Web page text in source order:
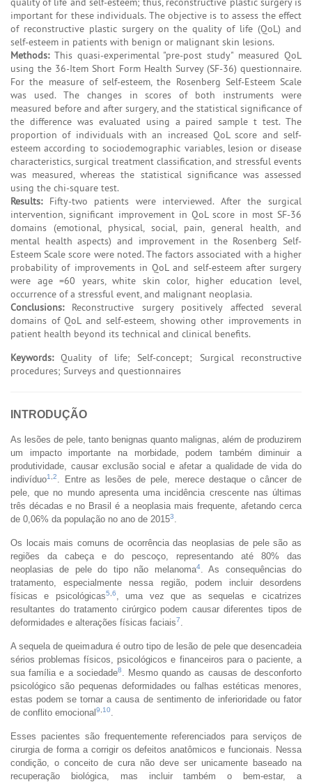
important for these individuals. The objective is to assess the effect
of reconstructive plastic surgery on the quality of life (QoL) and
self-esteem in patients with benign or malignant skin lesions.
Methods:This quasi-experimental "pre-post study" measured QoL
using the 36-Item Short Form Health Survey (SF-36) questionnaire.
For the measure of self-esteem, the Rosenberg Self-Esteem Scale
was used. The changes in scores of both instruments were
measured before and after surgery, and the statistical significance of
the difference was evaluated using a paired sample t test. The
proportion of individuals with an increased QoL score and self-
esteem according to sociodemographic variables, lesion or disease
characteristics, surgical treatment classification, and stressful events
was measured, whereas the statistical significance was assessed
using the chi-square test.
Results:Fifty-two patients were interviewed. After the surgical
intervention, significant improvement in QoL score in most SF-36
domains (emotional, physical, social, pain, general health, and
mental health aspects) and improvement in the Rosenberg Self-
Esteem Scale score were noted. The factors associated with a higher
probability of improvements in QoL and self-esteem after surgery
were age =60 years, white skin color, higher education level,
occurrence of a stressful event, and malignant neoplasia.
Conclusions:Reconstructive surgery positively affected several
domains of QoL and self-esteem, showing other improvements in
patient health beyond its technical and clinical benefits.
Keywords:Quality of life; Self-concept; Surgical reconstructive
procedures; Surveys and questionnaires
INTRODUÇÃO
As lesões de pele, tanto benignas quanto malignas, além de produzirem
um impacto importante na morbidade, podem também diminuir a
produtividade, causar exclusão social e afetar a qualidade de vida do
indivíduo1 2
. Entre as lesões de pele, merece destaque o câncer de
pele, que no mundo apresenta uma incidência crescente nas últimas
três décadas e no Brasil é a neoplasia mais frequente, afetando cerca
de 0,06% da população no ano de 20153
Os locais mais comuns de ocorrência das neoplasias de pele são as
regiões da cabeça e do pescoço, representando até 80% das
neoplasias de pele do tipo não melanoma4. As consequências do
tratamento, especialmente nessa região, podem incluir desordens
físicas e psicológicas5 6
, uma vez que as sequelas e cicatrizes
resultantes do tratamento cirúrgico podem causar diferentes tipos de
deformidades e alterações físicas faciais7
A sequela de queimadura é outro tipo de lesão de pele que desencadeia
sérios problemas físicos, psicológicos e financeiros para o paciente, a
sua família e a sociedade8
. Mesmo quando as causas de desconforto
psicológico são pequenas deformidades ou falhas estéticas menores,
estas podem se tornar a causa de sentimento de inferioridade ou fator
de conflito emocional 9 10
Esses pacientes são frequentemente referenciados para serviços de
cirurgia de forma a corrigir os defeitos anatômicos e funcionais. Nessa
condição, o conceito de cura não deve ser unicamente baseado na
recuperação biológica, mas incluir também o bem-estar, a